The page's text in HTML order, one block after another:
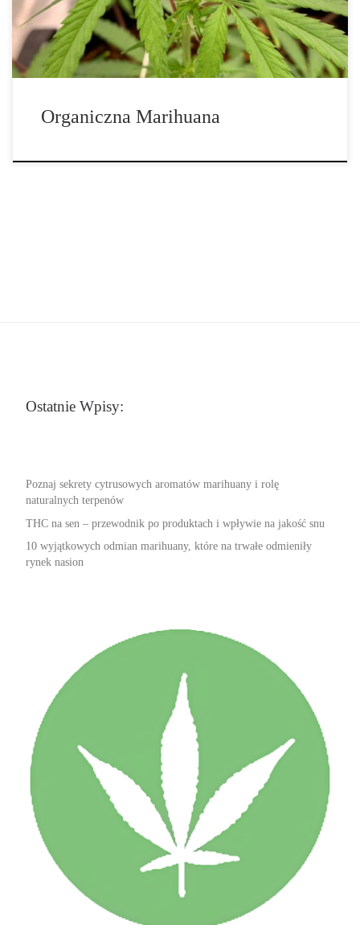
jeśli zaczniesz używać nawozów chemicznych […]
Organiczna Marihuana
Ostatnie Wpisy:
Poznaj sekrety cytrusowych aromatów marihuany i rolę
naturalnych terpenów
THC na sen – przewodnik po produktach i wpływie na jakość snu
10 wyjątkowych odmian marihuany, które na trwałe odmieniły
rynek nasion